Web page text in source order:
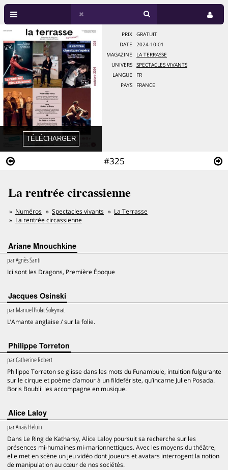
#325
PRIX
GRATUIT
DATE
2024-10-01
MAGAZINE
LA TERRASSE
UNIVERS
SPECTACLES VIVANTS
LANGUE
FR
PAYS
FRANCE
La rentrée circassienne
Numéros Spectacles vivants
La Terrasse
La rentrée circassienne
Ariane Mnouchkine
parAgnès Santi
Ici sont les Dragons, Première Époque
Jacques Osinski
parManuel Piolat Soleymat
L’Amante anglaise / sur la folie.
Philippe Torreton
parCatherine Robert
Philippe Torreton se glisse dans les mots du Funambule, intuition fulgurante
sur le cirque et poème d’amour à un fildefériste, qu’incarne Julien Posada.
Boris Boublil les accompagne en musique.
Alice Laloy
parAnaïs Heluin
Dans Le Ring de Katharsy, Alice Laloy poursuit sa recherche sur les
présences mi-humaines mi-marionnettiques. Avec les moyens du théâtre,
elle met en scène un jeu vidéo dont joueurs et avatars interrogent la notion
de manipulation au cœur de nos sociétés.